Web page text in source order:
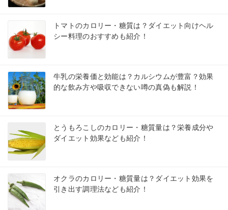
トマトのカロリー・糖質は？ダイエット向けヘル
シー料理のおすすめも紹介！
牛乳の栄養価と効能は？カルシウムが豊富？効果
的な飲み方や吸収できない噂の真偽も解説！
とうもろこしのカロリー・糖質量は？栄養成分や
ダイエット効果なども紹介！
オクラのカロリー・糖質量は？ダイエット効果を
引き出す調理法なども紹介！